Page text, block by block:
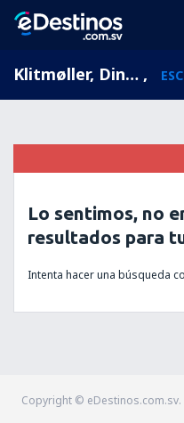
Klitmøller, Dinamarca ,
Lo sentimos, no
resultados para
Intenta hacer una búsqueda
Copyright ©